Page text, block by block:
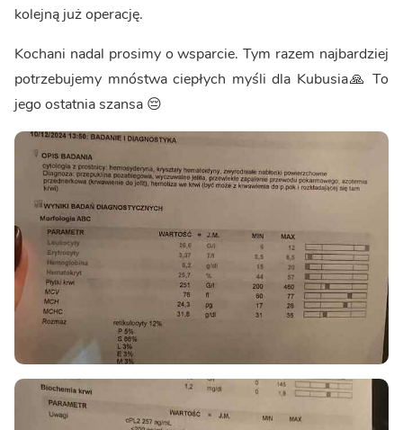
kolejną już operację.
Kochani nadal prosimy o wsparcie. Tym razem najbardziej
potrzebujemy mnóstwa ciepłych myśli dla Kubusia🙏 To
jego ostatnia szansa 😔